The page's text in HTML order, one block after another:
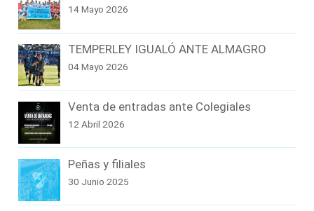
14 Mayo 2026
TEMPERLEY IGUALÓ ANTE ALMAGRO
04 Mayo 2026
Venta de entradas ante Colegiales
12 Abril 2026
Peñas y filiales
30 Junio 2025